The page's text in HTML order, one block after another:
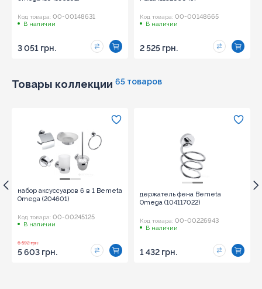
Код товара: 00-00148631
В наличии
3 051 грн.
Код товара: 00-00148665
В наличии
2 525 грн.
Товары коллекции 65 товаров
набор аксуссуаров 6 в 1 Bemeta
Omega (204601)
Код товара: 00-00245125
В наличии
6 592 грн.
5 603 грн.
держатель фена Bemeta
Omega (104117022)
Код товара: 00-00226943
В наличии
1 432 грн.